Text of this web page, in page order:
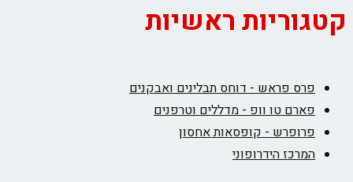
קטגוריות ראשיות
פרס פראש - דוחס תבלינים ואבקנים
פארם טו וופ - מדללים וטרפנים
פרופרש - קופסאות אחסון
המרכז הידרופוני